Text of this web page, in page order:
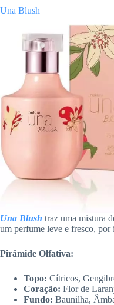
Una Blush
Una Blush traz uma mistura
um perfume leve e fresco,
Pirâmide Olfativa:
Topo: Cítricos,
Coração: Flor de
Fundo: Baunilha,